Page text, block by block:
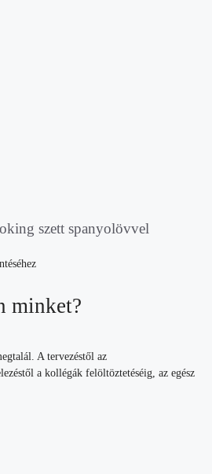
szett spanyolövvel
minket?
A tervezéstől az
a kollégák felöltöztetéséig, az egész